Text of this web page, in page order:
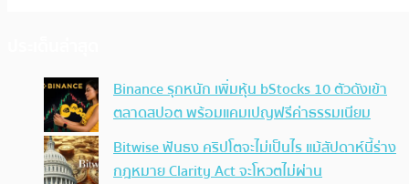
Binance รุกหนัก เพิ่มหุ้น bStocks 10 ตัวดังเข้า
ตลาดสปอต พร้อมแคมเปญฟรีค่าธรรมเนียม
Bitwise ฟันธง คริปโตจะไม่เป็นไร แม้สัปดาห์นี้ร่าง
กฎหมาย Clarity Act จะโหวตไม่ผ่าน